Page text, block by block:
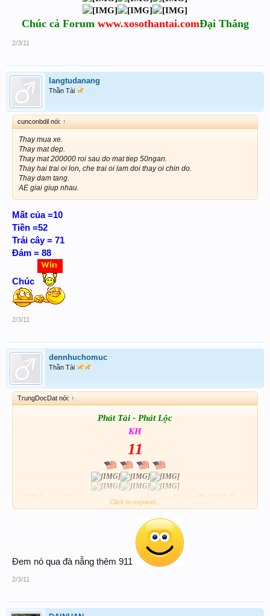
Chúc cả Forum www.xosothantai.comĐại Thắng
2/3/11
langtudanang
Thần Tài
cunconbdil nói: ↑
Thay mua xe.
Thay mat dep.
Thay mat 200000 roi sau do mat tiep 50ngan.
Thay hai trai oi lon, che trai oi lam doi thay oi chin do.
Thay dam tang.
AE giai giup nhau.
Mất của =10
Tiền =52
Trái cây = 71
Đám = 88
Chúc
2/3/11
dennhuchomuc
Thần Tài
TrungDocDat nói: ↑
Phát Tài - Phát Lộc
KH
11
Chúc cả Forum www.xosothantai.com
Click to expand...
Đem nó qua đà nẵng thêm 911
2/3/11